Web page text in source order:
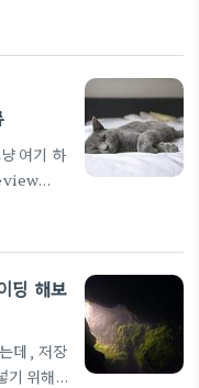
with
작하던
며 404
된다.
아래와
접속
여기 하
딩 하고
능이...
딱 해당
무거나
통
긴 한
딩 해보
데, 저장
기 위해